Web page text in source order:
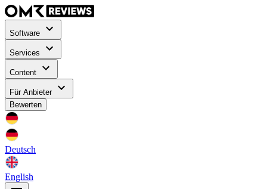
Software
Services
Content
Für Anbieter
Bewerten
Deutsch
English